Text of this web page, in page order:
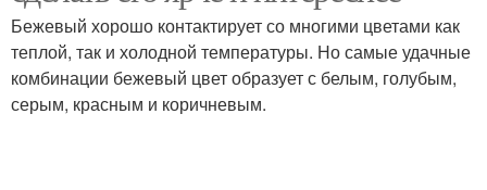
Бежевый хорошо контактирует со многими цветами как
теплой, так и холодной температуры. Но самые удачные
комбинации бежевый цвет образует с белым, голубым,
серым, красным и коричневым.